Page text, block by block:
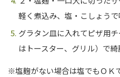
軽く煮込み、塩・こしょうで
グラタン皿に入れてピザ用
はトースター、グリル）で
※塩麹がない場合は塩でもＯＫ